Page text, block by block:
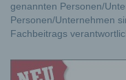
genannten Personen/
Personen/Unternehmen
Fachbeitrags